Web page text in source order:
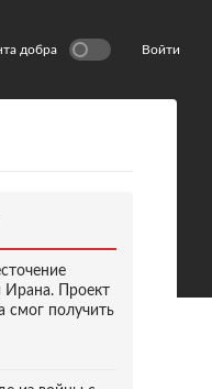
добра Войти
Ирана. Проект
смог получить